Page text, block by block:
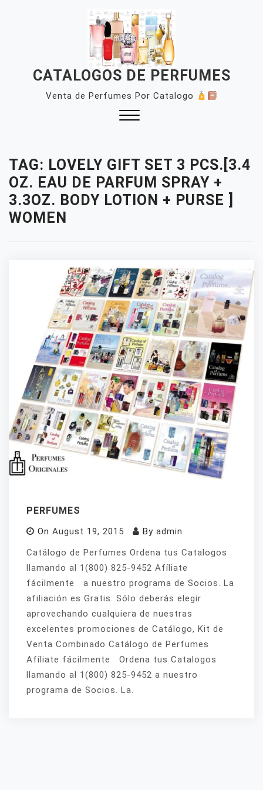
CATALOGOS DE PERFUMES
Venta de Perfumes Por Catalogo
TAG: LOVELY GIFT SET 3 PCS.[3.4
OZ. EAU DE PARFUM SPRAY +
3.3OZ. BODY LOTION + PURSE ]
WOMEN
PERFUMES
On August 19, 2015 By admin
Catálogo de Perfumes Ordena tus Catalogos
llamando al 1(800) 825-9452 Afíliate
fácilmente a nuestro programa de Socios. La
afiliación es Gratis. Sólo deberás elegir
aprovechando cualquiera de nuestras
excelentes promociones de Catálogo, Kit de
Venta Combinado Catálogo de Perfumes
Afíliate fácilmente Ordena tus Catalogos
llamando al 1(800) 825-9452 a nuestro
programa de Socios. La.